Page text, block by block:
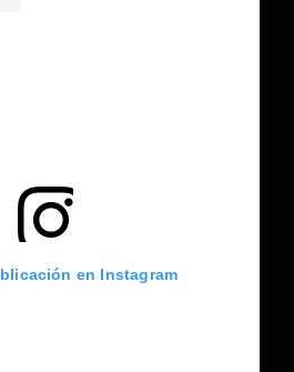
en Instagram